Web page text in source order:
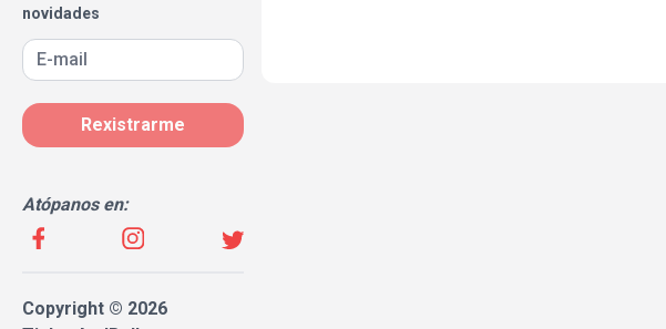
novidades
Rexistrarme
Atópanos en:
Copyright © 2026